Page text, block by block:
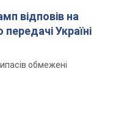
відповів на
Україні
обмежені